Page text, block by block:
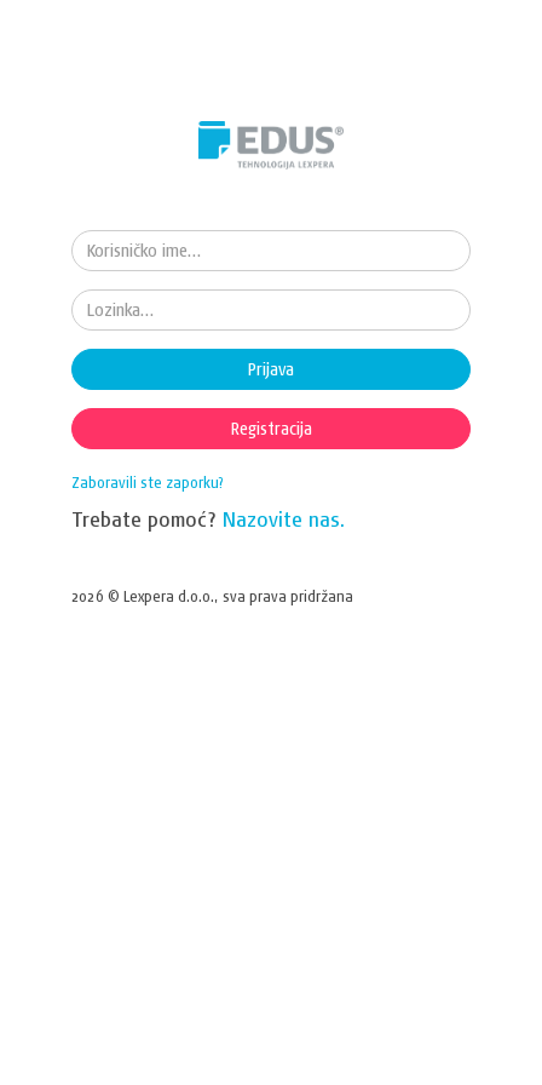
Prijava
Registracija
Zaboravili ste zaporku?
Trebate pomoć? Nazovite nas.
2026 © Lexpera d.o.o., sva prava pridržana